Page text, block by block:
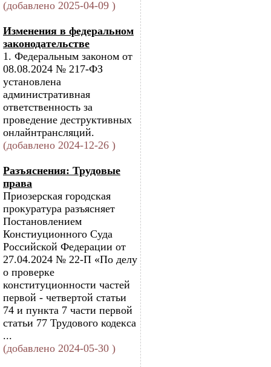
(добавлено 2025-04-09 )
Изменения в федеральном
законодательстве
1. Федеральным законом от
08.08.2024 № 217-ФЗ
установлена
административная
ответственность за
проведение деструктивных
онлайнтрансляций.
(добавлено 2024-12-26 )
Разъяснения: Трудовые
права
Приозерская городская
прокуратура разъясняет
Постановлением
Констиуционного Суда
Российской Федерации от
27.04.2024 № 22-П «По делу
о проверке
конституционности частей
первой - четвертой статьи
74 и пункта 7 части первой
статьи 77 Трудового кодекса
...
(добавлено 2024-05-30 )